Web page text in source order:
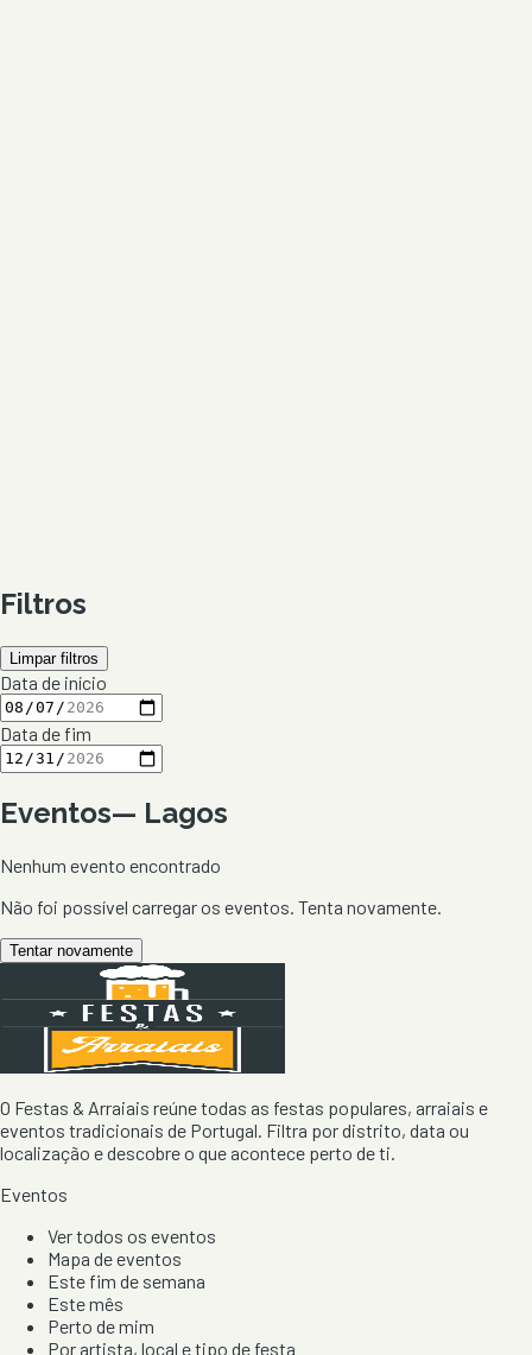
Filtros
Limpar filtros
Data de início
Data de fim
Eventos— Lagos
Nenhum evento encontrado
Não foi possível carregar os eventos. Tenta novamente.
Tentar novamente
O Festas & Arraiais reúne todas as festas populares, arraiais e
eventos tradicionais de Portugal. Filtra por distrito, data ou
localização e descobre o que acontece perto de ti.
Eventos
Ver todos os eventos
Mapa de eventos
Este fim de semana
Este mês
Perto de mim
Por artista, local e tipo de festa